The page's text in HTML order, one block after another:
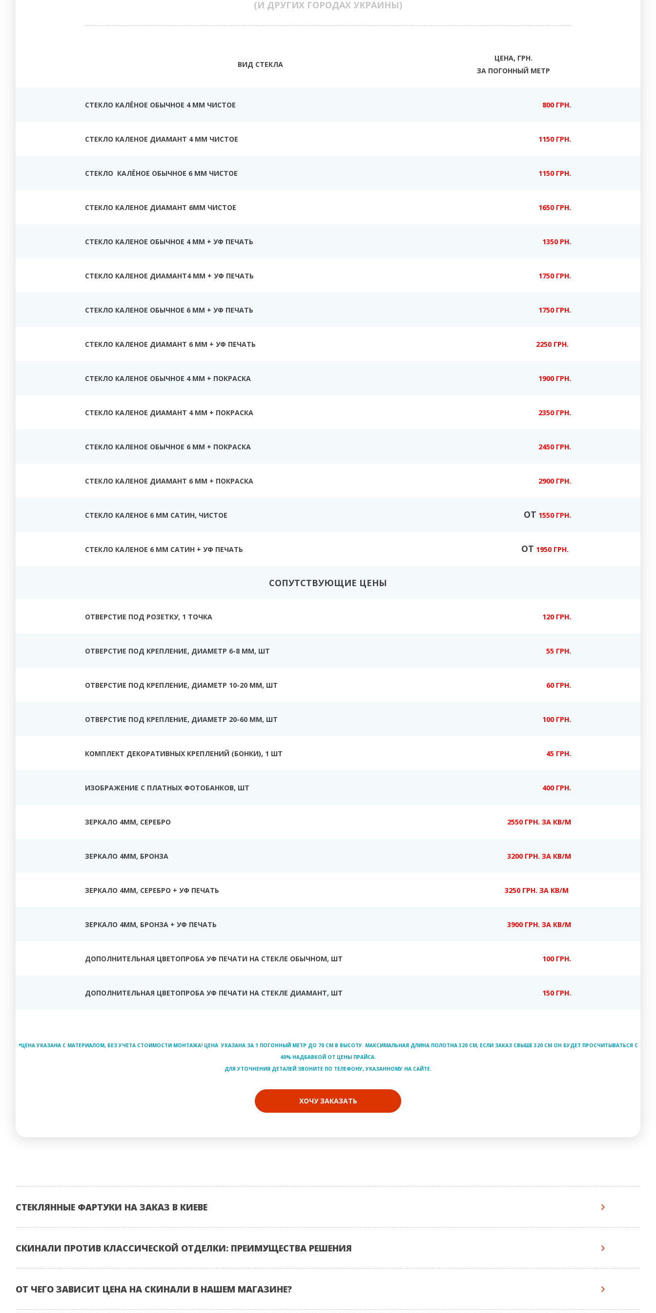
(И ДРУГИХ ГОРОДАХ УКРАИНЫ)
ВИД СТЕКЛА
ЦЕНА, ГРН.
ЗА ПОГОННЫЙ МЕТР
СТЕКЛО КАЛЁНОЕ ОБЫЧНОЕ 4 ММ ЧИСТОЕ 800 ГРН.
СТЕКЛО КАЛЕНОЕ ДИАМАНТ 4 ММ ЧИСТОЕ 1150 ГРН.
СТЕКЛО КАЛЁНОЕ ОБЫЧНОЕ 6 ММ ЧИСТОЕ 1150 ГРН.
СТЕКЛО КАЛЕНОЕ ДИАМАНТ 6ММ ЧИСТОЕ 1650 ГРН.
СТЕКЛО КАЛЕНОЕ ОБЫЧНОЕ 4 ММ + УФ ПЕЧАТЬ 1350 РН.
СТЕКЛО КАЛЕНОЕ ДИАМАНТ4 ММ + УФ ПЕЧАТЬ 1750 ГРН.
СТЕКЛО КАЛЕНОЕ ОБЫЧНОЕ 6 ММ + УФ ПЕЧАТЬ 1750 ГРН.
СТЕКЛО КАЛЕНОЕ ДИАМАНТ 6 ММ + УФ ПЕЧАТЬ 2250 ГРН.
СТЕКЛО КАЛЕНОЕ ОБЫЧНОЕ 4 ММ + ПОКРАСКА 1900 ГРН.
СТЕКЛО КАЛЕНОЕ ДИАМАНТ 4 ММ + ПОКРАСКА 2350 ГРН.
СТЕКЛО КАЛЕНОЕ ОБЫЧНОЕ 6 ММ + ПОКРАСКА 2450 ГРН.
СТЕКЛО КАЛЕНОЕ ДИАМАНТ 6 ММ + ПОКРАСКА 2900 ГРН.
СТЕКЛО КАЛЕНОЕ 6 ММ САТИН, ЧИСТОЕ ОТ 1550 ГРН.
СТЕКЛО КАЛЕНОЕ 6 ММ САТИН + УФ ПЕЧАТЬ ОТ 1950 ГРН.
СОПУТСТВУЮЩИЕ ЦЕНЫ
ОТВЕРСТИЕ ПОД РОЗЕТКУ, 1 ТОЧКА 120 ГРН.
ОТВЕРСТИЕ ПОД КРЕПЛЕНИЕ, ДИАМЕТР 6-8 ММ, ШТ 55 ГРН.
ОТВЕРСТИЕ ПОД КРЕПЛЕНИЕ, ДИАМЕТР 10-20 ММ, ШТ 60 ГРН.
ОТВЕРСТИЕ ПОД КРЕПЛЕНИЕ, ДИАМЕТР 20-60 ММ, ШТ 100 ГРН.
КОМПЛЕКТ ДЕКОРАТИВНЫХ КРЕПЛЕНИЙ (БОНКИ), 1 ШТ 45 ГРН.
ИЗОБРАЖЕНИЕ С ПЛАТНЫХ ФОТОБАНКОВ, ШТ 400 ГРН.
ЗЕРКАЛО 4ММ, СЕРЕБРО 2550 ГРН. ЗА КВ/М
ЗЕРКАЛО 4ММ, БРОНЗА 3200 ГРН. ЗА КВ/М
ЗЕРКАЛО 4ММ, СЕРЕБРО + УФ ПЕЧАТЬ 3250 ГРН. ЗА КВ/М
ЗЕРКАЛО 4ММ, БРОНЗА + УФ ПЕЧАТЬ 3900 ГРН. ЗА КВ/М
ДОПОЛНИТЕЛЬНАЯ ЦВЕТОПРОБА УФ ПЕЧАТИ НА СТЕКЛЕ ОБЫЧНОМ, ШТ 100 ГРН.
ДОПОЛНИТЕЛЬНАЯ ЦВЕТОПРОБА УФ ПЕЧАТИ НА СТЕКЛЕ ДИАМАНТ, ШТ 150 ГРН.
*ЦЕНА УКАЗАНА С МАТЕРИАЛОМ, БЕЗ УЧЕТА СТОИМОСТИ МОНТАЖА! ЦЕНА УКАЗАНА ЗА 1 ПОГОННЫЙ МЕТР ДО 70 СМ В ВЫСОТУ. МАКСИМАЛЬНАЯ ДЛИНА ПОЛОТНА 320 СМ, ЕСЛИ ЗАКАЗ СВЫШЕ 320 СМ ОН БУДЕТ ПРОСЧИТЫВАТЬСЯ С
40% НАДБАВКОЙ ОТ ЦЕНЫ ПРАЙСА.
ДЛЯ УТОЧНЕНИЯ ДЕТАЛЕЙ ЗВОНИТЕ ПО ТЕЛЕФОНУ, УКАЗАННОМУ НА САЙТЕ.
ХОЧУ ЗАКАЗАТЬ
СТЕКЛЯННЫЕ ФАРТУКИ НА ЗАКАЗ В КИЕВЕ
СКИНАЛИ ПРОТИВ КЛАССИЧЕСКОЙ ОТДЕЛКИ: ПРЕИМУЩЕСТВА РЕШЕНИЯ
ОТ ЧЕГО ЗАВИСИТ ЦЕНА НА СКИНАЛИ В НАШЕМ МАГАЗИНЕ?